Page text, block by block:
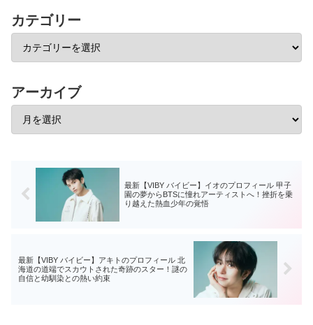
カテゴリー
アーカイブ
最新【VIBY バイビー】イオのプロフィール 甲子
園の夢からBTSに憧れアーティストへ！挫折を乗
り越えた熱血少年の覚悟
最新【VIBY バイビー】アキトのプロフィール 北
海道の道端でスカウトされた奇跡のスター！謎の
自信と幼馴染との熱い約束